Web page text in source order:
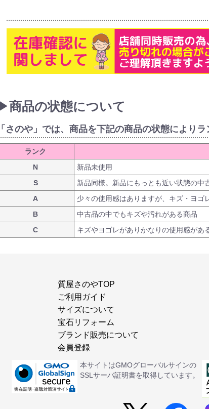
▶商品の状態について
「さのや」では、商品を下記の商品の状態によりラ
ランク
N
新品未使用
S
新品同様。新品にもっとも近い状態の中
A
少々の使用感はありますが、キズ・ヨゴ
B
中古品の中でもキズや汚れがある商品
C
キズやヨゴレがありかなりの使用感があ
質屋さのやTOP
ご利用ガイド
サイズについて
宝石リフォーム
ブランド販売について
会員登録
本サイトはGMOグローバルサインの
SSLサーバ証明書を取得しています。